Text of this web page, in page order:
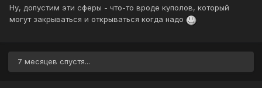
Ну, допустим эти сферы - что-то вроде куполов, который
могут закрываться и открываться когда надо
7 месяцев спустя...